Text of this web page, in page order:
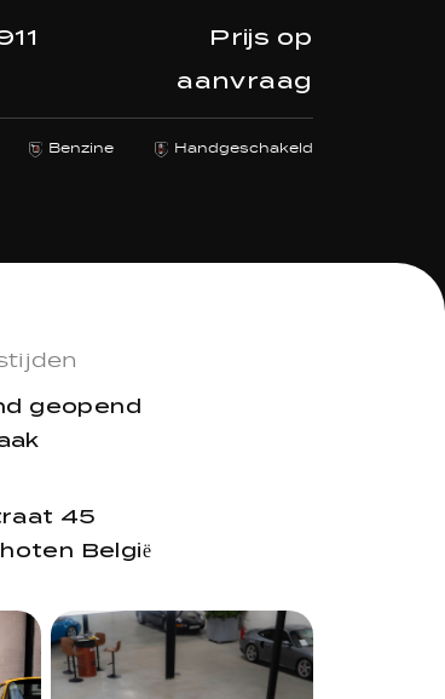
Prijs op
aanvraag
Benzine Handgeschakeld
geopend
45
België